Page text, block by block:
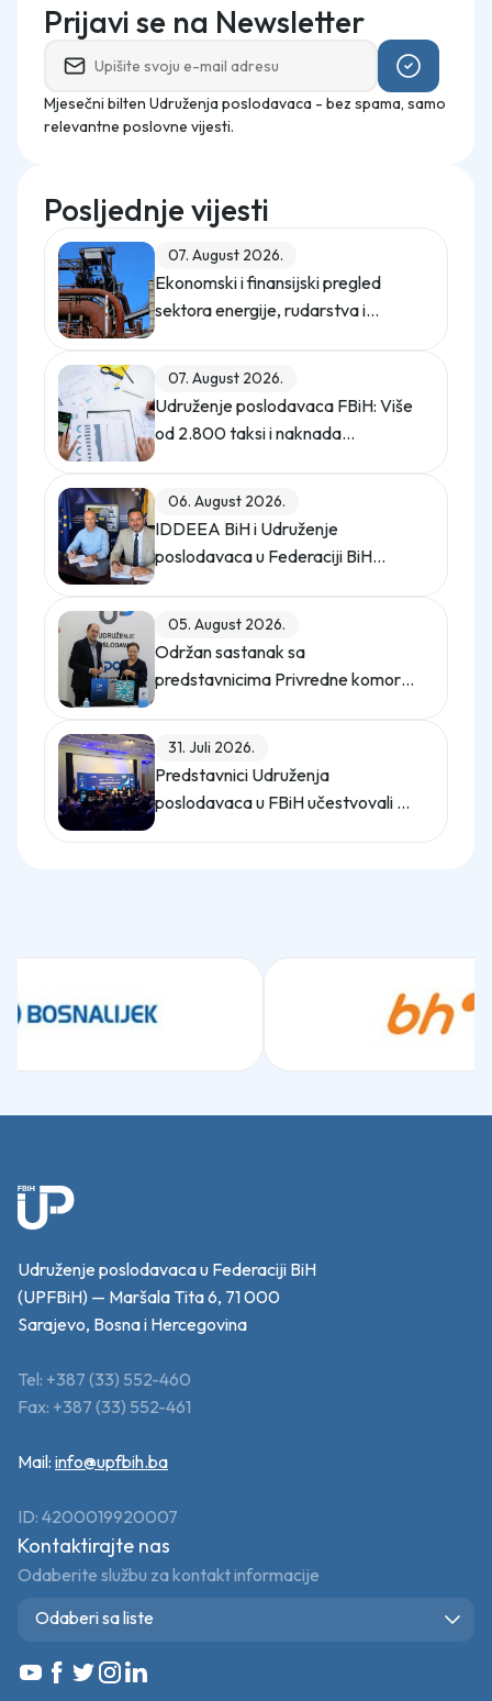
Prijavi se na Newsletter
Mjesečni bilten Udruženja poslodavaca - bez spama, samo
relevantne poslovne vijesti.
Posljednje vijesti
07. August 2026.
Ekonomski i finansijski pregled
sektora energije, rudarstva i
07. August 2026.
Udruženje poslodavaca FBiH: Više
od 2.800 taksi i naknada
06. August 2026.
IDDEEA BiH i Udruženje
poslodavaca u Federaciji BiH
05. August 2026.
Održan sastanak sa
predstavnicima Privredne komore
31. Juli 2026.
Predstavnici Udruženja
poslodavaca u FBiH učestvovali na
Udruženje poslodavaca u Federaciji BiH
(UPFBiH) — Maršala Tita 6, 71 000
Sarajevo, Bosna i Hercegovina
Tel: +387 (33) 552-460
Fax: +387 (33) 552-461
Mail: info@upfbih.ba
ID: 4200019920007
Kontaktirajte nas
Odaberite službu za kontakt informacije
Odaberi sa liste